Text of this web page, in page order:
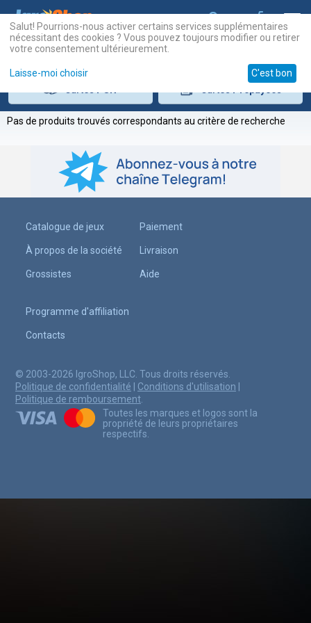
Pas de produits trouvés correspondants au critère de recherche
Catalogue de jeux
À propos de la société
Grossistes
Paiement
Livraison
Aide
Programme d'affiliation
Contacts
© 2003-2026 IgroShop, LLC. Tous droits réservés.
Politique de confidentialité
Conditions d'utilisation
Politique de remboursement
Toutes les marques et logos sont la
propriété de leurs propriétaires
respectifs.
Salut! Pourrions-nous activer certains services supplémentaires
nécessitant des cookies ? Vous pouvez toujours modifier ou retirer
votre consentement ultérieurement.
Laisse-moi choisir C'est bon